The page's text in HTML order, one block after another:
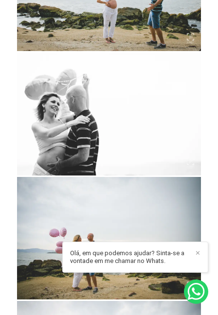
✕
Olá, em que podemos ajudar? Sinta-se a
vontade em me chamar no Whats.